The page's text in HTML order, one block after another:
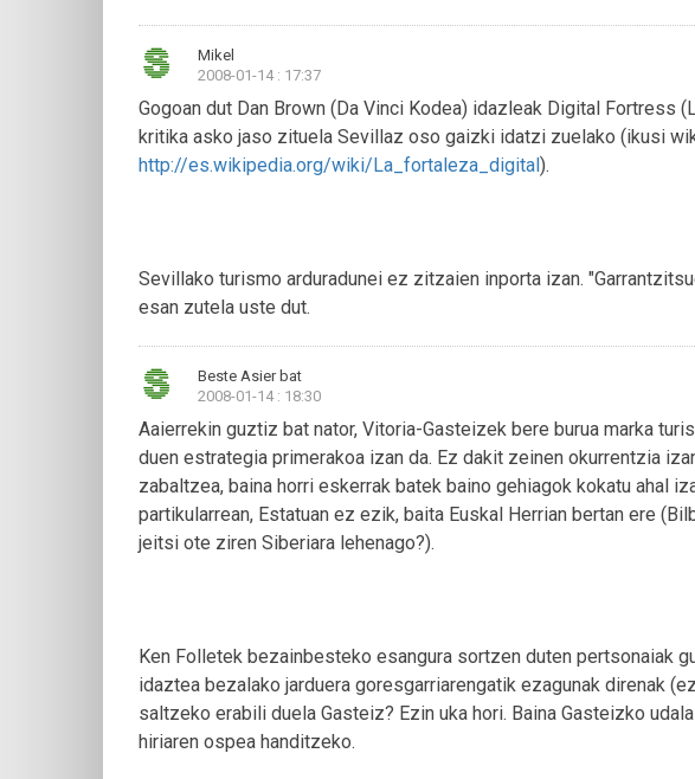
Mikel
2008-01-14 : 17:37
Gogoan dut Dan Brown (Da Vinci Kodea) idazleak Digital Fortress
kritika asko jaso zituela Sevillaz oso gaizki idatzi zuelako (ikusi
http://es.wikipedia.org/wiki/La_fortaleza_digital).
Sevillako turismo arduradunei ez zitzaien inporta izan.
esan zutela uste dut.
Beste Asier bat
2008-01-14 : 18:30
Aaierrekin guztiz bat nator, Vitoria-Gasteizek bere burua marka
duen estrategia primerakoa izan da. Ez dakit zeinen okurrentzia
zabaltzea, baina horri eskerrak batek baino gehiagok kokatu ahal
partikularrean, Estatuan ez ezik, baita Euskal Herrian bertan ere
jeitsi ote ziren Siberiara lehenago?).
Ken Folletek bezainbesteko esangura sortzen duten pertsonaiak
idaztea bezalako jarduera goresgarriarengatik ezagunak direnak
saltzeko erabili duela Gasteiz? Ezin uka hori. Baina Gasteizko
hiriaren ospea handitzeko.